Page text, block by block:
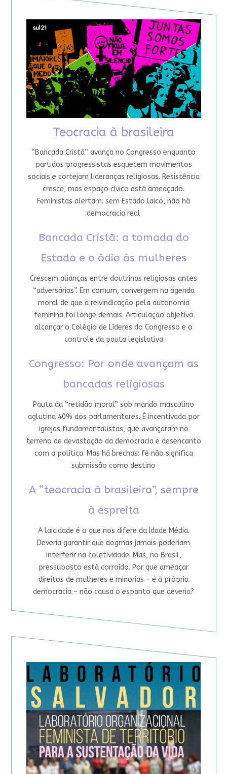
Teocracia à brasileira
“Bancada Cristã” avança no Congresso enquanto
partidos progressistas esquecem movimentos
sociais e cortejam lideranças religiosas. Resistência
cresce, mas espaço cívico está ameaçado.
Feministas alertam: sem Estado laico, não há
democracia real
Bancada Cristã: a tomada do
Estado e o ódio às mulheres
Crescem alianças entre doutrinas religiosas antes
“adversárias”. Em comum, convergem na agenda
moral de que a reivindicação pela autonomia
feminina foi longe demais. Articulação objetiva
alcançar o Colégio de Líderes do Congresso e o
controle da pauta legislativa
Congresso: Por onde avançam as
bancadas religiosas
Pauta da “retidão moral” sob mando masculino
aglutina 40% dos parlamentares. É incentivada por
igrejas fundamentalistas, que avançaram no
terreno de devastação da democracia e desencanto
com a política. Mas há brechas: fé não significa
submissão como destino
A “teocracia à brasileira”, sempre
à espreita
A laicidade é o que nos difere da Idade Média.
Deveria garantir que dogmas jamais poderiam
interferir na coletividade. Mas, no Brasil,
pressuposto está corroído. Por que ameaçar
direitos de mulheres e minorias – e à própria
democracia – não causa o espanto que deveria?